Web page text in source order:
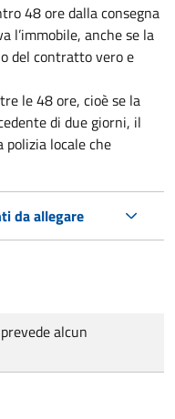
48 oredalla consegna
l’immobile, anche se la
del contratto vero e
le 48 ore, cioè se la
di due giorni, il
polizia locale che
da allegare
alcun